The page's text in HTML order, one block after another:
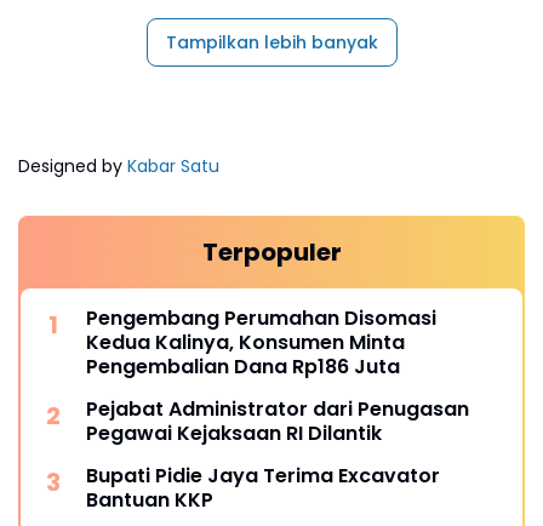
Tampilkan lebih banyak
Designed by Kabar Satu
Terpopuler
Pengembang Perumahan Disomasi
Kedua Kalinya, Konsumen Minta
Pengembalian Dana Rp186 Juta
Pejabat Administrator dari Penugasan
Pegawai Kejaksaan RI Dilantik
Bupati Pidie Jaya Terima Excavator
Bantuan KKP